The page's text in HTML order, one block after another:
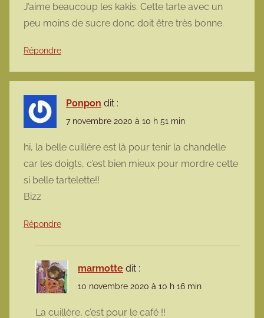
J’aime beaucoup les kakis. Cette tarte avec un
peu moins de sucre donc doit être très bonne.
Répondre
Ponpon dit :
7 novembre 2020 à 10 h 51 min
hi, la belle cuillère est là pour tenir la chandelle
car les doigts, c’est bien mieux pour mordre cette
si belle tartelette!!
Bizz
Répondre
marmotte dit :
10 novembre 2020 à 10 h 16 min
La cuillère, c’est pour le café !!